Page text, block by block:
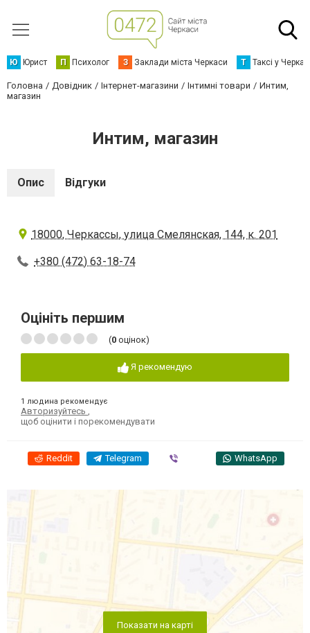
Ю Юрист П Психолог З Заклади міста Черкаси Т Таксі у
Головна Довідник Інтернет-магазини Інтимні товари
Интим,
магазин
Интим, магазин
Опис Відгуки
18000, Черкассы, улица Смелянская, 144, к. 201
+380 (472) 63-18-74
Оцініть першим
(0 оцінок)
Я рекомендую
1 людина рекомендує
Авторизуйтесь
щоб оцінити і порекомендувати
Reddit Telegram WhatsApp
Показати на карті